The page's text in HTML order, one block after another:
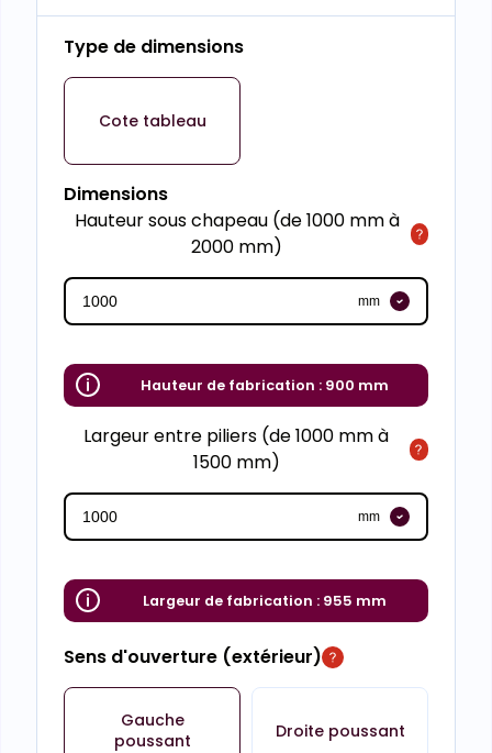
Type de dimensions
Cote tableau
Dimensions
Hauteur sous chapeau (de 1000 mm à
2000 mm)
mm
Hauteur de fabrication : 900 mm
Largeur entre piliers (de 1000 mm à
1500 mm)
mm
Largeur de fabrication : 955 mm
Sens d'ouverture (extérieur)
Gauche
poussant
Droite poussant